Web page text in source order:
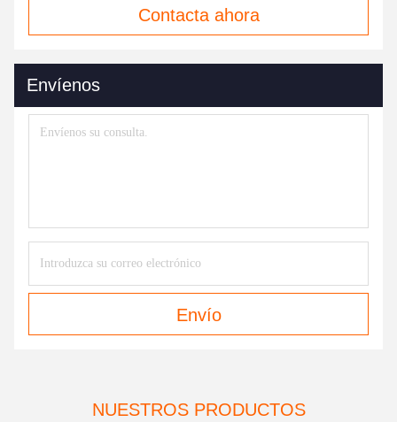
Contacta ahora
Envíenos
Envío
NUESTROS PRODUCTOS